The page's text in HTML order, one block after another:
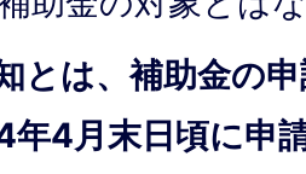
とは、補助金の
年4月末日頃に申